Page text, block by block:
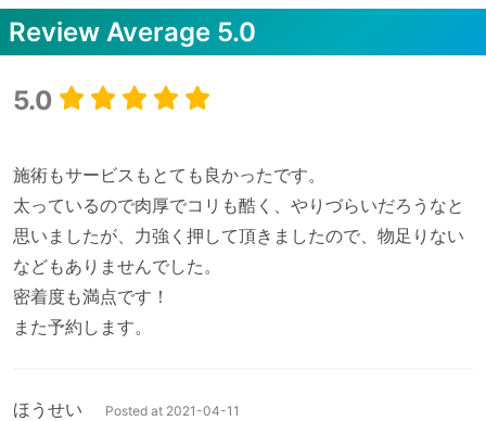
Review Average 5.0
5.0
施術もサービスもとても良かったです。
太っているので肉厚でコリも酷く、やりづらいだろうなと
思いましたが、力強く押して頂きましたので、物足りない
などもありませんでした。
密着度も満点です！
ほうせい Posted at 2021-04-11